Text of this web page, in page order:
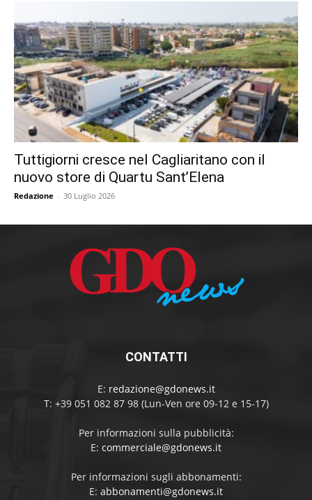
Tuttigiorni cresce nel Cagliaritano con il
nuovo store di Quartu Sant’Elena
Redazione - 30 Luglio 2026
CONTATTI
E: redazione@gdonews.it
T: +39 051 082 87 98 (Lun-Ven ore 09-12 e 15-17)
Per informazioni sulla pubblicità:
E: commerciale@gdonews.it
Per informazioni sugli abbonamenti:
E: abbonamenti@gdonews.it